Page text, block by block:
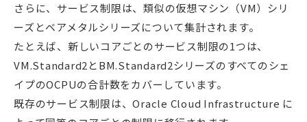
さらに、サービス制限は、類似の仮想マシン（VM）シリ
ーズとベアメタルシリーズについて集計されます。
たとえば、新しいコアごとのサービス制限の1つは、
VM.Standard2とBM.Standard2シリーズのすべてのシェ
イプのOCPUの合計数をカバーしています。
既存のサービス制限は、Oracle Cloud Infrastructure に